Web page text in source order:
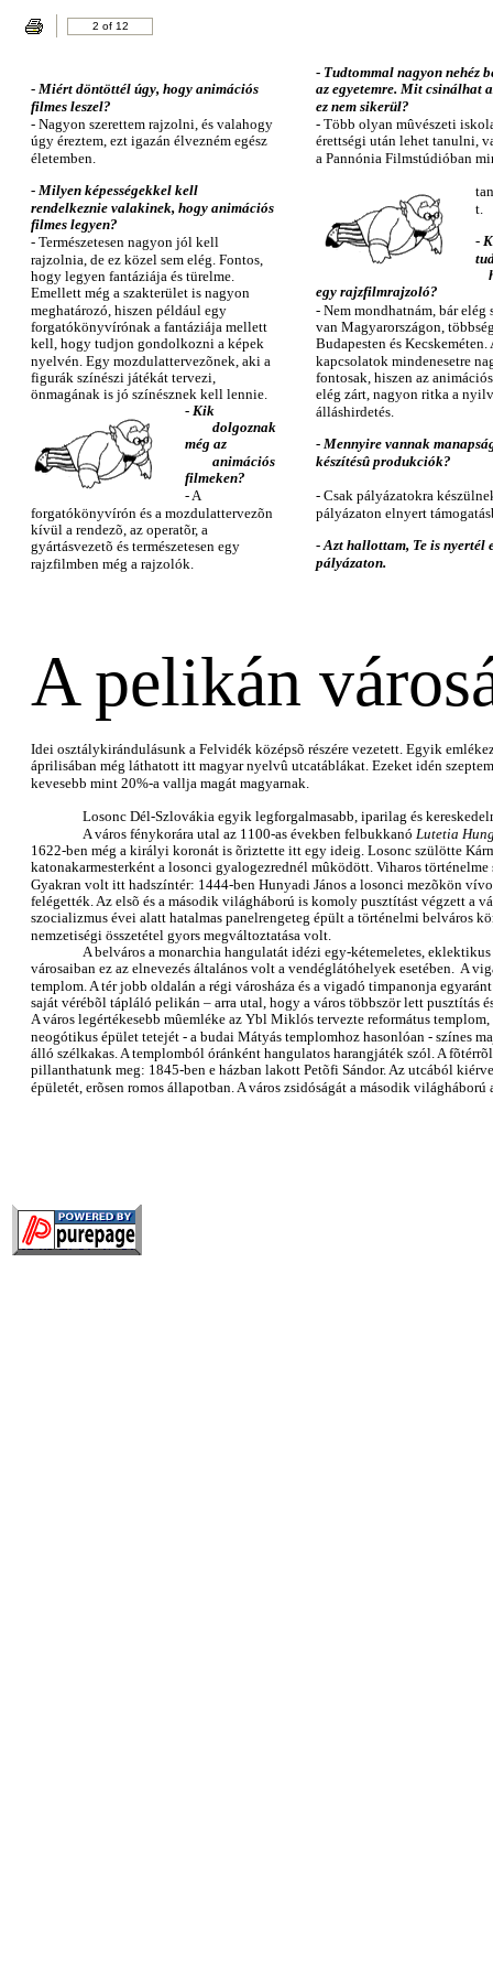
2 of 12
- Miért döntöttél úgy, hogy animációs
filmes leszel?
- Nagyon szerettem rajzolni, és valahogy
úgy éreztem, ezt igazán élvezném egész
életemben.
- Milyen képességekkel kell
rendelkeznie valakinek, hogy animációs
filmes legyen?
- Természetesen nagyon jól kell
rajzolnia, de ez közel sem elég. Fontos,
hogy legyen fantáziája és türelme.
Emellett még a szakterület is nagyon
meghatározó, hiszen például egy
forgatókönyvírónak a fantáziája mellett
kell, hogy tudjon gondolkozni a képek
nyelvén. Egy mozdulattervezõnek, aki a
figurák színészi játékát tervezi,
önmagának is jó színésznek kell lennie.
- Kik
dolgoznak
még az
animációs
filmeken?
- A
forgatókönyvírón és a mozdulattervezõn
kívül a rendezõ, az operatõr, a
gyártásvezetõ és természetesen egy
rajzfilmben még a rajzolók.
- Tudtommal nagyon nehéz
az egyetemre. Mit csinálhat
ez nem sikerül?
- Több olyan mûvészeti
érettségi után lehet tanulni,
a Pannónia Filmstúdióban
t.
-
egy rajzfilmrajzoló?
- Nem mondhatnám, bár elég
van Magyarországon,
Budapesten és Kecskeméten.
kapcsolatok mindenesetre
fontosak, hiszen az
elég zárt, nagyon ritka a
álláshirdetés.
- Mennyire vannak
készítésû produkciók?
- Csak pályázatokra
pályázaton elnyert
-Azt hallottam, Te is nyertél
pályázaton.
A pelikán
Idei osztálykirándulásunk a Felvidék középsõ részére vezetett. Egyik
áprilisában még láthatott itt magyar nyelvû utcatáblákat. Ezeket idén
kevesebb mint 20%-a vallja magát magyarnak.
Losonc Dél-Szlovákia egyik legforgalmasabb, iparilag és
A város fénykorára utal az 1100-as években felbukkanó Lutetia
1622-ben még a királyi koronát is õriztette itt egy ideig. Losonc szülötte
katonakarmesterként a losonci gyalogezrednél mûködött. Viharos
Gyakran volt itt hadszíntér: 1444-ben Hunyadi János a losonci mezõkön
felégették. Az elsõ és a második világháború is komoly pusztítást végzett a
szocializmus évei alatt hatalmas panelrengeteg épült a történelmi belváros
nemzetiségi összetétel gyors megváltoztatása volt.
A belváros a monarchia hangulatát idézi egy-kétemeletes,
városaiban ez az elnevezés általános volt a vendéglátóhelyek esetében. A
templom. A tér jobb oldalán a régi városháza és a vigadó timpanonja
saját vérébõl tápláló pelikán – arra utal, hogy a város többször lett pusztítás
A város legértékesebb mûemléke az Ybl Miklós tervezte református
neogótikus épület tetejét - a budai Mátyás templomhoz hasonlóan - színes
álló szélkakas. A templomból óránként hangulatos harangjáték szól. A
pillanthatunk meg: 1845-ben e házban lakott Petõfi Sándor. Az utcából
épületét, erõsen romos állapotban. A város zsidóságát a második